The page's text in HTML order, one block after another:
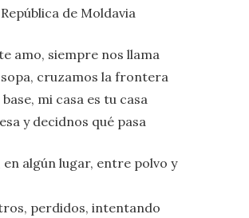
de Moldavia
amo, siempre nos llama
cruzamos la frontera
mi casa es tu casa
y decidnos qué pasa
en algún lugar, entre polvo y
perdidos, intentando